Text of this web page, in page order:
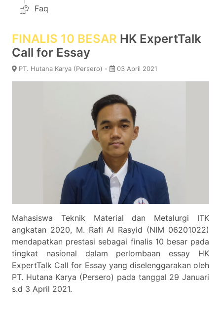
Faq
FINALIS 10 BESAR HK ExpertTalk
Call for Essay
PT. Hutana Karya (Persero) - 03 April 2021
Mahasiswa Teknik Material dan Metalurgi ITK
angkatan 2020, M. Rafi Al Rasyid (NIM 06201022)
mendapatkan prestasi sebagai finalis 10 besar pada
tingkat nasional dalam perlombaan essay HK
ExpertTalk Call for Essay yang diselenggarakan oleh
PT. Hutana Karya (Persero) pada tanggal 29 Januari
s.d 3 April 2021.